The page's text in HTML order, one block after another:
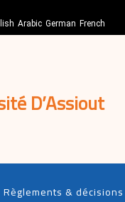
Arabic German French
D’Assiout
Règlements & décisions